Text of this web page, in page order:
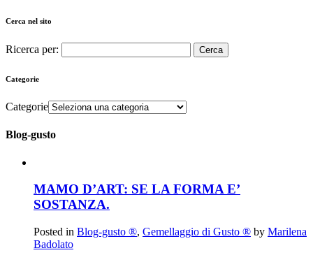
Cerca nel sito
Ricerca per:
Categorie
Categorie
Blog-gusto
MAMO D’ART: SE LA FORMA E’
SOSTANZA.
Posted in Blog-gusto ®, Gemellaggio di Gusto ® by Marilena
Badolato